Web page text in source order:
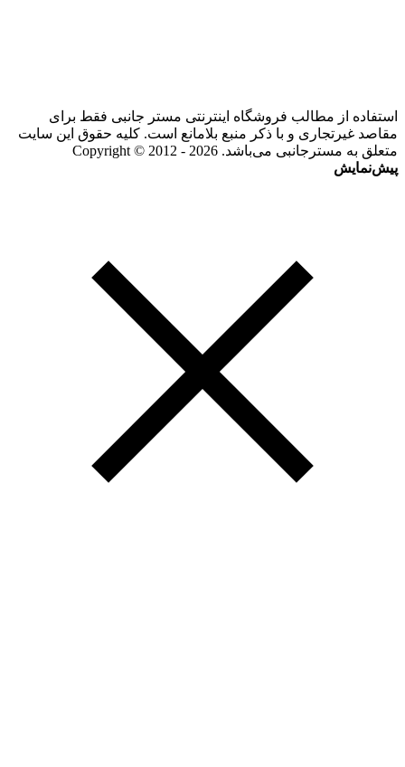
استفاده از مطالب فروشگاه اینترنتی مستر جانبی فقط برای
مقاصد غیرتجاری و با ذکر منبع بلامانع است. کلیه حقوق این سایت
متعلق به مسترجانبی می‌باشد. Copyright © 2012 - 2026
پیش‌نمایش